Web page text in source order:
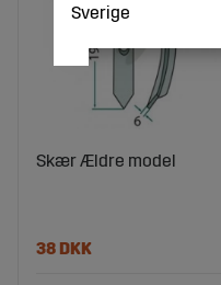
Skær Ældre model
38 DKK
Sverige